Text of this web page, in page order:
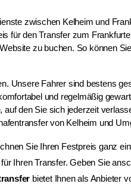
zwischen Kelheim und
für den Transfer zum
zu buchen. So können
Unsere Fahrer sind bestens
und regelmäßig
den Sie sich jederzeit
von Kelheim und
Sie Ihren Festpreis ganz
Ihren Transfer. Geben Sie
bietet Ihnen als Anbieter